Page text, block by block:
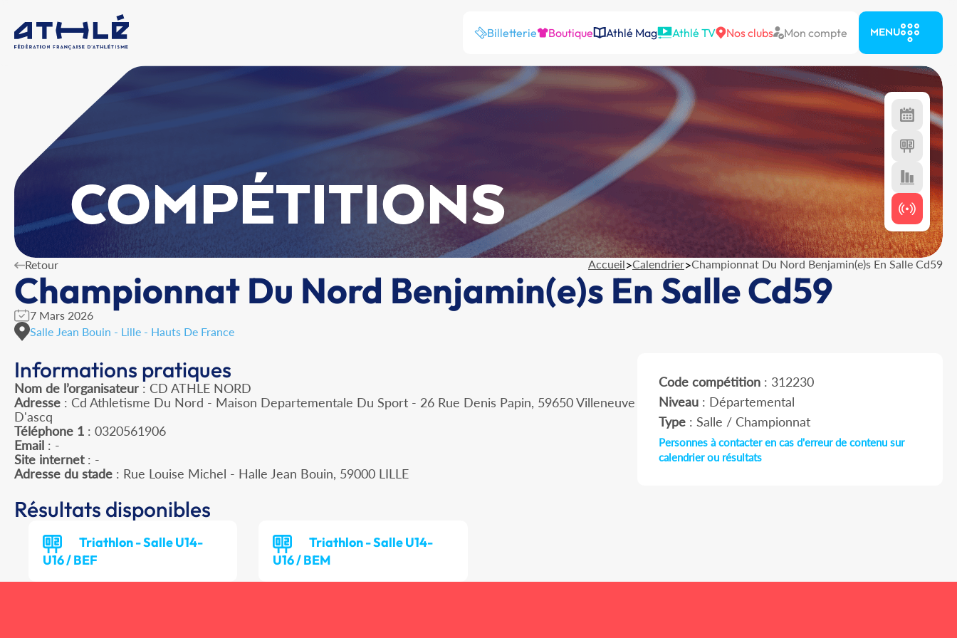
Billetterie Boutique Athlé Mag Athlé TV Nos clubs Mon compte MENU
COMPÉTITIONS
Retour Accueil>Calendrier>Championnat Du Nord Benjamin(e)s En Salle Cd59
Championnat Du Nord Benjamin(e)s En Salle Cd59
7 Mars 2026
Salle Jean Bouin - Lille - Hauts De France
Informations pratiques
Nom de l’organisateur : CD ATHLE NORD
Adresse : Cd Athletisme Du Nord - Maison Departementale Du Sport - 26 Rue Denis Papin, 59650 Villeneuve
D'ascq
Téléphone 1 : 0320561906
Email : -
Site internet: -
Adresse du stade : Rue Louise Michel - Halle Jean Bouin, 59000 LILLE
Code compétition : 312230
Niveau : Départemental
Type : Salle / Championnat
Personnes à contacter en cas d'erreur de contenu sur
calendrier ou résultats
Résultats disponibles
Triathlon - Salle U14-
U16 / BEF
Triathlon - Salle U14-
U16 / BEM